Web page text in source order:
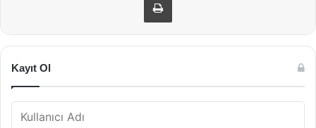
Kayıt Ol